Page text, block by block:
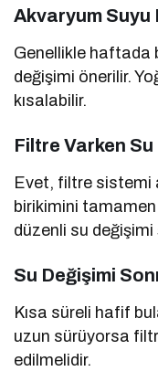
Akvaryum Suyu
Genellikle haftada
değişimi önerilir.
kısalabilir.
Filtre Varken Su
Evet, filtre sistemi
birikimini
düzenli su değişimi
Su Değişimi
Kısa süreli hafif
uzun sürüyorsa
edilmelidir.